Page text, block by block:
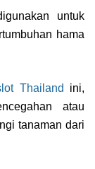
untuk
hama
Thailand
ini,
atau
tanaman dari